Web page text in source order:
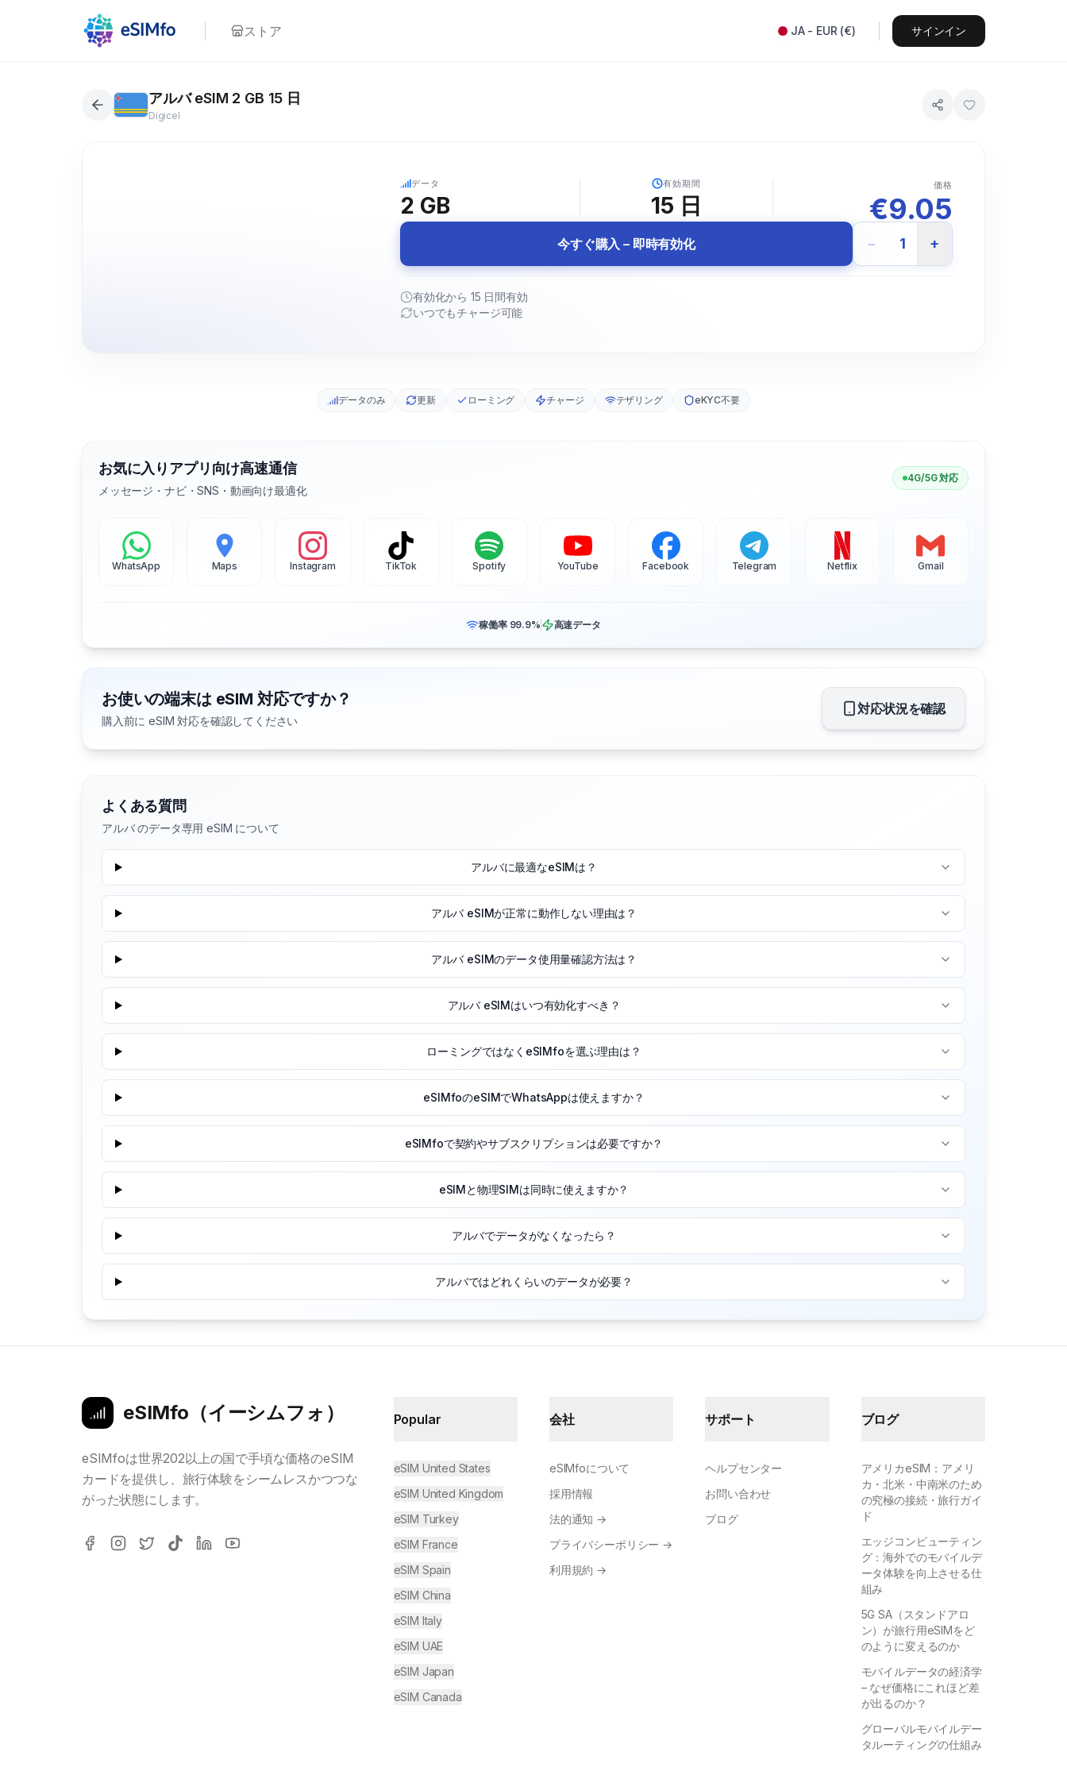
ストア JA- EUR (€) サインイン
アルバ eSIM 2 GB 15 日
Digicel
データ
2 GB
有効期間
15 日
価格
€9.05
今すぐ購入 – 即時有効化 − 1 +
有効化から 15 日間有効
いつでもチャージ可能
データのみ 更新 ローミング チャージ テザリング eKYC不要
お気に入りアプリ向け高速通信
メッセージ・ナビ・SNS・動画向け最適化
4G/5G 対応
WhatsApp Maps Instagram TikTok Spotify YouTube Facebook Telegram Netflix Gmail
稼働率 99.9% 高速データ
お使いの端末は eSIM 対応ですか？
購入前に eSIM 対応を確認してください
対応状況を確認
よくある質問
アルバ のデータ専用 eSIM について
アルバに最適なeSIMは？
アルバ eSIMが正常に動作しない理由は？
アルバ eSIMのデータ使用量確認方法は？
アルバ eSIMはいつ有効化すべき？
ローミングではなくeSIMfoを選ぶ理由は？
eSIMfoのeSIMでWhatsAppは使えますか？
eSIMfoで契約やサブスクリプションは必要ですか？
eSIMと物理SIMは同時に使えますか？
アルバでデータがなくなったら？
アルバではどれくらいのデータが必要？
eSIMfo（イーシムフォ）
eSIMfoは世界202以上の国で手頃な価格のeSIM
カードを提供し、旅行体験をシームレスかつつな
がった状態にします。
Popular
eSIM United States
eSIM United Kingdom
eSIM Turkey
eSIM France
eSIM Spain
eSIM China
eSIM Italy
eSIM UAE
eSIM Japan
eSIM Canada
会社
eSIMfoについて
採用情報
法的通知 →
プライバシーポリシー →
利用規約 →
サポート
ヘルプセンター
お問い合わせ
ブログ
ブログ
アメリカeSIM：アメリ
カ・北米・中南米のため
の究極の接続・旅行ガイ
ド
エッジコンピューティン
グ：海外でのモバイルデ
ータ体験を向上させる仕
組み
5G SA（スタンドアロ
ン）が旅行用eSIMをど
のように変えるのか
モバイルデータの経済学
– なぜ価格にこれほど差
が出るのか？
グローバルモバイルデー
タルーティングの仕組み